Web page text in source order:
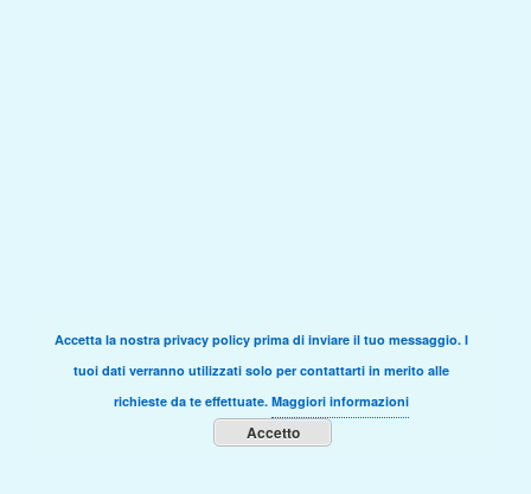
Accetta la nostra privacy policy prima di inviare il tuo messaggio. I
tuoi dati verranno utilizzati solo per contattarti in merito alle
richieste da te effettuate. Maggiori informazioni
Accetto